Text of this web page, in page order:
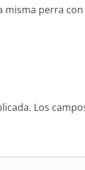
perra con
Los